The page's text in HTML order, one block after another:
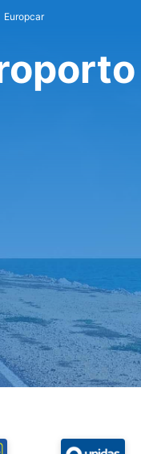
Europcar